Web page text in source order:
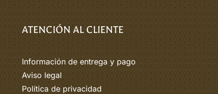
ATENCIÓN AL CLIENTE
Información de entrega y pago
Aviso legal
Política de privacidad